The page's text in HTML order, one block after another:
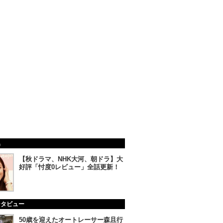
【秋ドラマ、NHK大河、朝ドラ】大
好評「忖度0レビュー」全話更新！
ビュー
50歳を迎えたオートレーサー森且行